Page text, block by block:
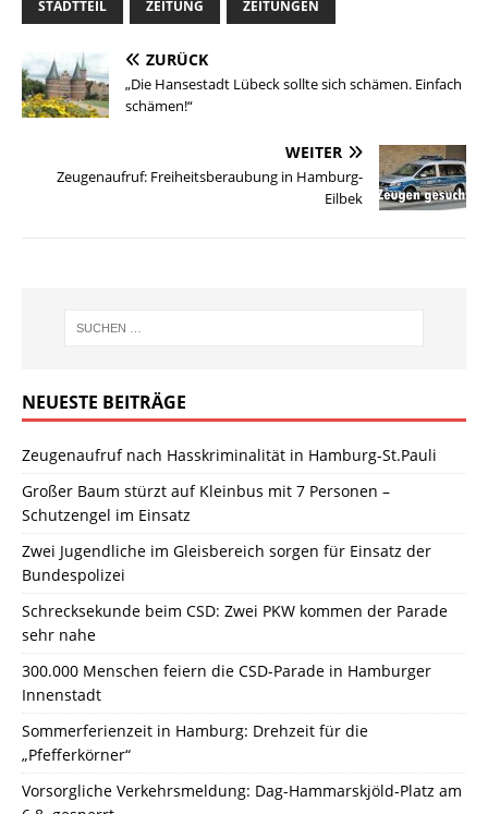
STADTTEIL ZEITUNG ZEITUNGEN
ZURÜCK
„Die Hansestadt Lübeck sollte sich schämen. Einfach
schämen!“
WEITER
Zeugenaufruf: Freiheitsberaubung in Hamburg-
Eilbek
NEUESTE BEITRÄGE
Zeugenaufruf nach Hasskriminalität in Hamburg-St.Pauli
Großer Baum stürzt auf Kleinbus mit 7 Personen –
Schutzengel im Einsatz
Zwei Jugendliche im Gleisbereich sorgen für Einsatz der
Bundespolizei
Schrecksekunde beim CSD: Zwei PKW kommen der Parade
sehr nahe
300.000 Menschen feiern die CSD-Parade in Hamburger
Innenstadt
Sommerferienzeit in Hamburg: Drehzeit für die
„Pfefferkörner“
Vorsorgliche Verkehrsmeldung: Dag-Hammarskjöld-Platz am